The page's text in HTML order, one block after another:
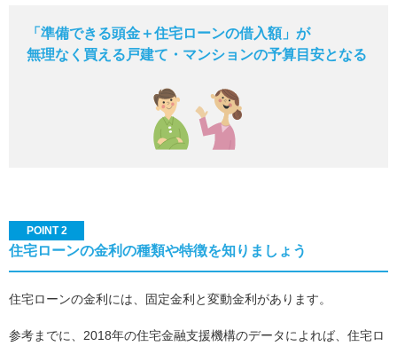
「準備できる頭金＋住宅ローンの借入額」が
無理なく買える戸建て・マンションの予算目安となる
POINT 2
住宅ローンの金利の種類や特徴を知りましょう
住宅ローンの金利には、固定金利と変動金利があります。
参考までに、2018年の住宅金融支援機構のデータによれば、住宅ロ